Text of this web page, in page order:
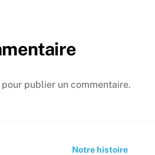
pour publier un commentaire.
Notre histoire